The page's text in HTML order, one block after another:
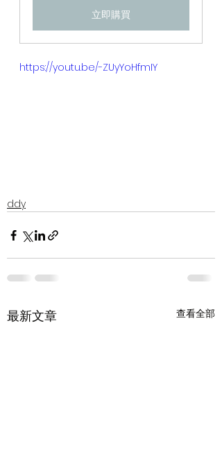
立即購買
https://youtu.be/-ZUyYoHfmIY
ddy
最新文章 查看全部